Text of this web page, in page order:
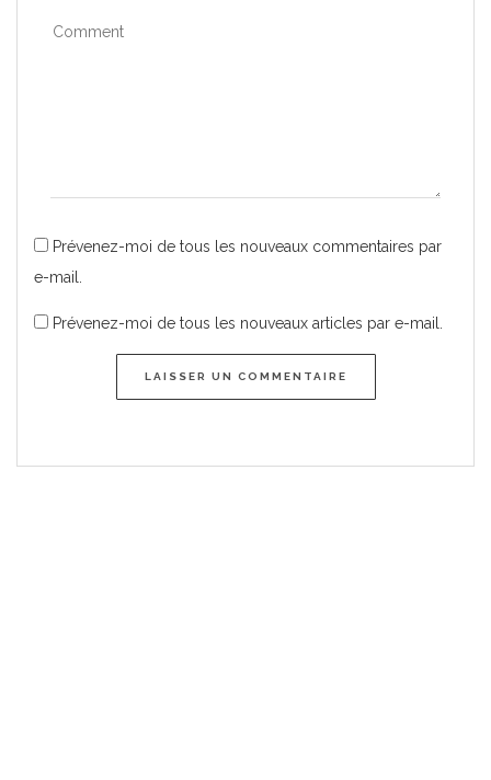
Prévenez-moi de tous les nouveaux commentaires par
e-mail.
Prévenez-moi de tous les nouveaux articles par e-mail.
LAISSER UN COMMENTAIRE